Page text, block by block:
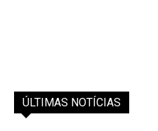
ÚLTIMAS NOTÍCIAS